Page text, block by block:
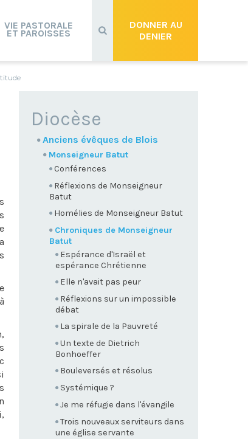
DONNER AU
DENIER
VIE PASTORALE
ET PAROISSES
NAVIGATION
Diocèse
Anciens évêques de Blois
Monseigneur Batut
Conférences
Réflexions de Monseigneur
Batut
Homélies de Monseigneur Batut
Chroniques de Monseigneur
Batut
Espérance d'Israël et
espérance Chrétienne
Elle n'avait pas peur
Réflexions sur un impossible
débat
La spirale de la Pauvreté
Un texte de Dietrich
Bonhoeffer
Bouleversés et résolus
Systémique ?
Je me réfugie dans l'évangile
Trois nouveaux serviteurs dans
une église servante